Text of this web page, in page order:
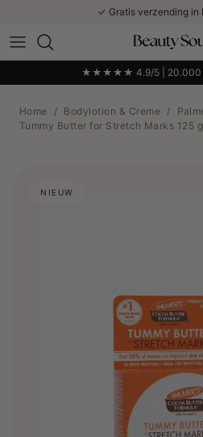
✓ Gratis verzending in
★★★★★ 4.9/5 | 20.000
Home / Bodylotion & Creme /
Tummy Butter for Stretch Marks 125
NIEUW